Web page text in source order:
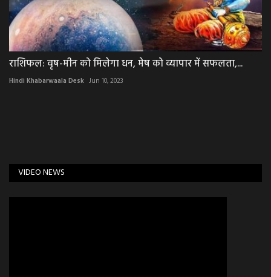
राशिफल: वृष-मीन को मिलेगा धन, मेष को व्यापार में सफलता,...
Hindi Khabarwaala Desk Jun 10, 2023
VIDEO NEWS